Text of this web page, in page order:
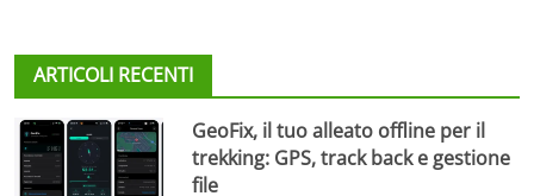
ARTICOLI RECENTI
GeoFix, il tuo alleato offline per il
trekking: GPS, track back e gestione
file